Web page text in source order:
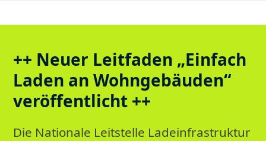
++ Neuer Leitfaden „Einfach
Laden an Wohngebäuden“
veröffentlicht ++
Die Nationale Leitstelle Ladeinfrastruktur